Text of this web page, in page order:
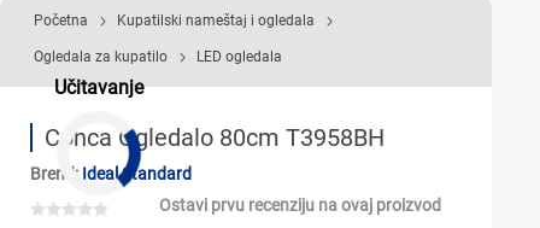
Učitavanje
Početna Kupatilski nameštaj i ogledala
Ogledala za kupatilo LED ogledala
Conca Ogledalo 80cm T3958BH
Brend: Ideal Standard
Ostavi prvu recenziju na ovaj proizvod